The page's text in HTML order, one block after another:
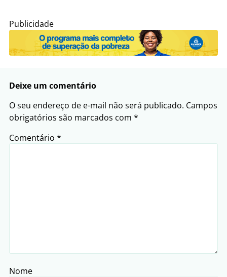
Publicidade
Deixe um comentário
O seu endereço de e-mail não será publicado. Campos
obrigatórios são marcados com *
Comentário *
Nome